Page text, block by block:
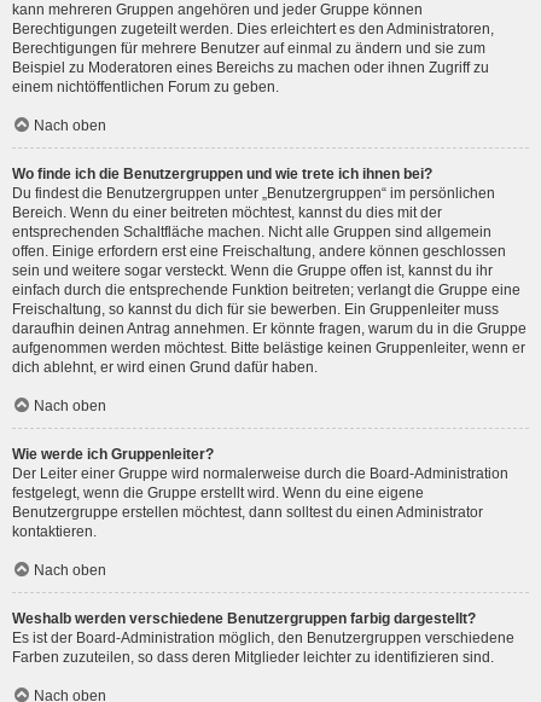
kann mehreren Gruppen angehören und jeder Gruppe können
Berechtigungen zugeteilt werden. Dies erleichtert es den Administratoren,
Berechtigungen für mehrere Benutzer auf einmal zu ändern und sie zum
Beispiel zu Moderatoren eines Bereichs zu machen oder ihnen Zugriff zu
einem nichtöffentlichen Forum zu geben.
Nach oben
Wo finde ich die Benutzergruppen und wie trete ich ihnen bei?
Du findest die Benutzergruppen unter „Benutzergruppen“ im persönlichen
Bereich. Wenn du einer beitreten möchtest, kannst du dies mit der
entsprechenden Schaltfläche machen. Nicht alle Gruppen sind allgemein
offen. Einige erfordern erst eine Freischaltung, andere können geschlossen
sein und weitere sogar versteckt. Wenn die Gruppe offen ist, kannst du ihr
einfach durch die entsprechende Funktion beitreten; verlangt die Gruppe eine
Freischaltung, so kannst du dich für sie bewerben. Ein Gruppenleiter muss
daraufhin deinen Antrag annehmen. Er könnte fragen, warum du in die Gruppe
aufgenommen werden möchtest. Bitte belästige keinen Gruppenleiter, wenn er
dich ablehnt, er wird einen Grund dafür haben.
Nach oben
Wie werde ich Gruppenleiter?
Der Leiter einer Gruppe wird normalerweise durch die Board-Administration
festgelegt, wenn die Gruppe erstellt wird. Wenn du eine eigene
Benutzergruppe erstellen möchtest, dann solltest du einen Administrator
kontaktieren.
Nach oben
Weshalb werden verschiedene Benutzergruppen farbig dargestellt?
Es ist der Board-Administration möglich, den Benutzergruppen verschiedene
Farben zuzuteilen, so dass deren Mitglieder leichter zu identifizieren sind.
Nach oben